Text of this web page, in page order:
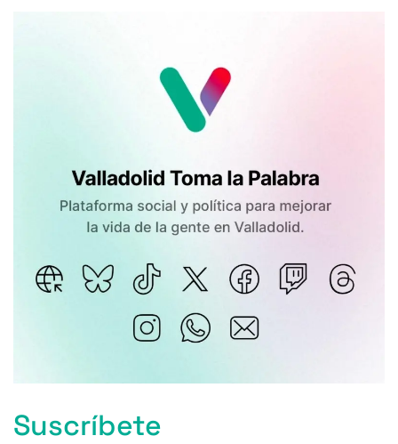
Suscríbete